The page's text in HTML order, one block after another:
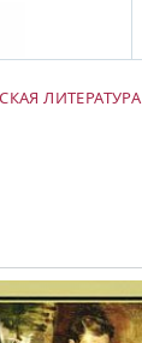
ЛИТЕРАТУРА